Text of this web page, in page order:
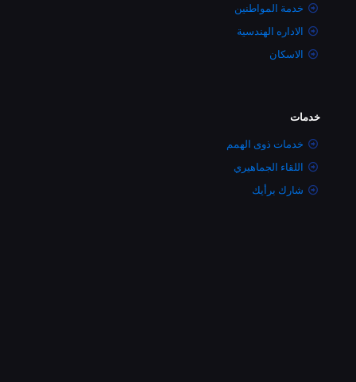
خدمة المواطنين
الاداره الهندسية
الاسكان
خدمات
خدمات ذوى الهمم
اللقاء الجماهيري
شارك برأيك